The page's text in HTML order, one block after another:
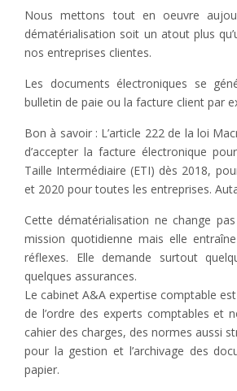
Nous mettons tout en oeuvre
dématérialisation soit un atout plus
nos entreprises clientes.
Les documents électroniques se
bulletin de paie ou la facture client par
Bon à savoir : L’article 222 de la loi
d’accepter la facture électronique
Taille Intermédiaire (ETI) dès 2018,
et 2020 pour toutes les entreprises.
Cette dématérialisation ne change
mission quotidienne mais elle
réflexes. Elle demande surtout
quelques assurances.
Le cabinet A&A expertise comptable
de l’ordre des experts comptables et
cahier des charges, des normes aussi
pour la gestion et l’archivage des
papier.